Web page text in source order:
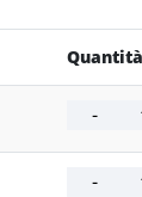
Quantità